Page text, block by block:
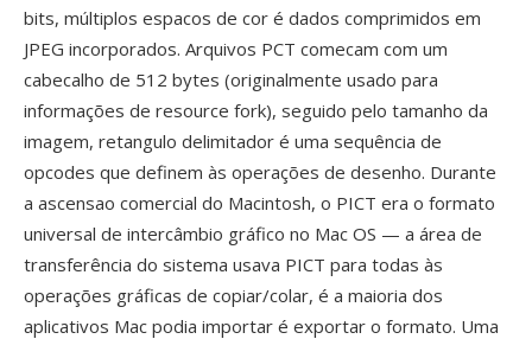
bits, múltiplos espacos de cor é dados comprimidos em
JPEG incorporados. Arquivos PCT comecam com um
cabecalho de 512 bytes (originalmente usado para
informações de resource fork), seguido pelo tamanho da
imagem, retangulo delimitador é uma sequência de
opcodes que definem às operações de desenho. Durante
a ascensao comercial do Macintosh, o PICT era o formato
universal de intercâmbio gráfico no Mac OS — a área de
transferência do sistema usava PICT para todas às
operações gráficas de copiar/colar, é a maioria dos
aplicativos Mac podia importar é exportar o formato. Uma